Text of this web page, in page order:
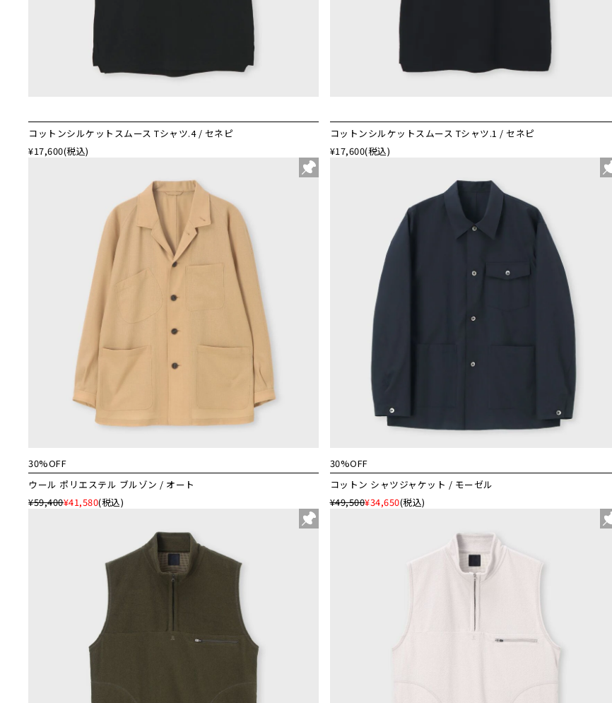
コットンシルケットスムース Tシャツ.4 / セネピ
¥17,600(税込)
コットンシルケットスムース Tシャツ.1 / セネピ
¥17,600(税込)
30%OFF
ウール ポリエステル ブルゾン / オート
¥59,400¥41,580(税込)
30%OFF
コットン シャツジャケット / モーゼル
¥49,500¥34,650(税込)